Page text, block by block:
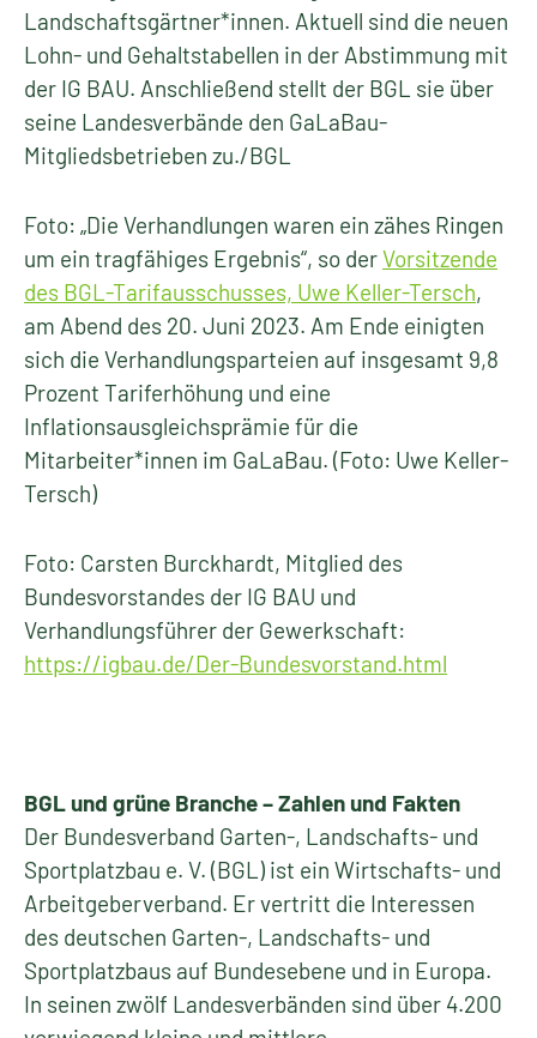
Landschaftsgärtner*innen. Aktuell sind die neuen
Lohn- und Gehaltstabellen in der Abstimmung mit
der IG BAU. Anschließend stellt der BGL sie über
seine Landesverbände den GaLaBau-
Mitgliedsbetrieben zu./BGL
Foto: „Die Verhandlungen waren ein zähes Ringen
um ein tragfähiges Ergebnis“, so derVorsitzende
des BGL-Tarifausschusses, Uwe Keller-Tersch,
am Abend des 20. Juni 2023. Am Ende einigten
sich die Verhandlungsparteien auf insgesamt 9,8
Prozent Tariferhöhung und eine
Inflationsausgleichsprämie für die
Mitarbeiter*innen im GaLaBau. (Foto: Uwe Keller-
Tersch)
Foto: Carsten Burckhardt, Mitglied des
Bundesvorstandes der IG BAU und
Verhandlungsführer der Gewerkschaft:
https://igbau.de/Der-Bundesvorstand.html
BGL und grüne Branche – Zahlen und Fakten
Der Bundesverband Garten-, Landschafts- und
Sportplatzbau e. V. (BGL) ist ein Wirtschafts- und
Arbeitgeberverband. Er vertritt die Interessen
des deutschen Garten-, Landschafts- und
Sportplatzbaus auf Bundesebene und in Europa.
In seinen zwölf Landesverbänden sind über 4.200